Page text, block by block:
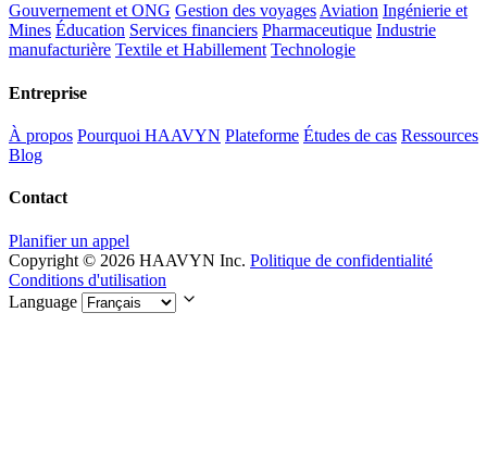
Gouvernement et ONG Gestion des voyagesAviation Ingénierie et
Mines Éducation Services financiers Pharmaceutique Industrie
manufacturière Textile et Habillement Technologie
Entreprise
À propos Pourquoi HAAVYN Plateforme Études de cas Ressources
Blog
Contact
Planifier un appel
Copyright © 2026 HAAVYN Inc. Politique de confidentialité
Conditions d'utilisation
Language